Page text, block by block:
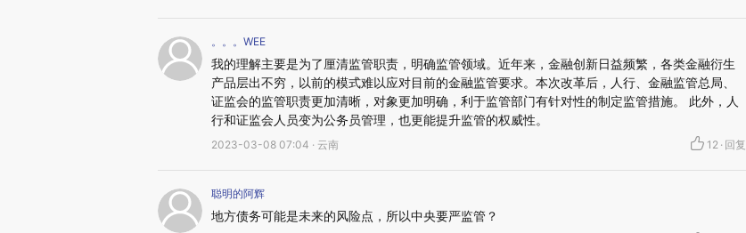
。。。WEE
我的理解主要是为了厘清监管职责，明确监管领域。近年来，金融创新日益频繁，各类金融衍生
产品层出不穷，以前的模式难以应对目前的金融监管要求。本次改革后，人行、金融监管总局、
证监会的监管职责更加清晰，对象更加明确，利于监管部门有针对性的制定监管措施。 此外，人
行和证监会人员变为公务员管理，也更能提升监管的权威性。
2023-03-08 07:04 · 云南 12 · 回复
聪明的阿辉
地方债务可能是未来的风险点，所以中央要严监管？